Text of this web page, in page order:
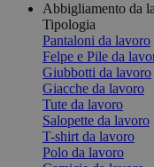
Abbigliamento da
Tipologia
Pantaloni da lavoro
Felpe e Pile da
Giubbotti da lavoro
Giacche da lavoro
Tute da lavoro
Salopette da lavoro
T-shirt da lavoro
Polo da lavoro